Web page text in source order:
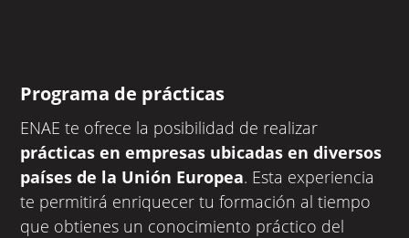
Programa de prácticas
ENAE te ofrece la posibilidad de realizar
prácticas en empresas ubicadas en diversos
países de la Unión Europea. Esta experiencia
te permitirá enriquecer tu formación al tiempo
que obtienes un conocimiento práctico del